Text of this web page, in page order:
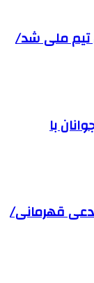
تیم ملی شد/
با
قهرمانی/